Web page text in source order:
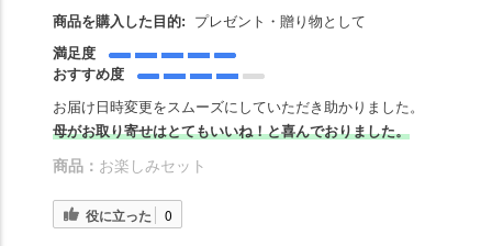
商品を購入した目的:
プレゼント・贈り物として
満足度
おすすめ度
お届け日時変更をスムーズにしていただき助かりました。
母がお取り寄せはとてもいいね！と喜んでおりました。
商品： お楽しみセット
役に立った 0